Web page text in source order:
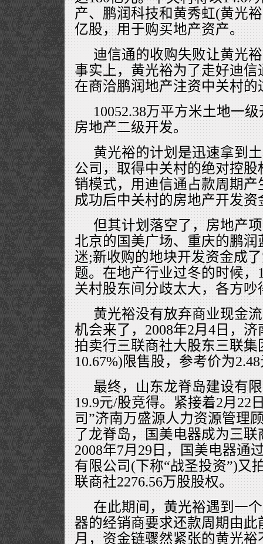
产、鹏润科技和黄秀虹(黄光
亿股，用于购买地产资产。
迪信通的收购失败让黄光
事实上，黄光裕为了走好迪
在商洽鹏润地产注资中关村
10052.38万平方米土地一
房地产二级开发。
黄光裕的计划是迅速拿到
公司，取得中关村的绝对控
销模式，用迪信通占款周期
成功后中关村的房地产开发资
但其计划落空了，房地产
北京的国美广场、重庆的鹏
迷;新收购的地块开发资金成
题。在地产行业过冬的时候，
关村股东间分歧太大，各方吵
黄光裕没有放弃商业现金
机会来了，2008年2月4日，
拍卖行三联商社大股东三联集
10.67%)限售股，参考价为
最终，山东龙脊岛建设有
19.9元/股竞得。紧接着2月22
司”济南万盛源人力资源管理
了龙脊岛，国美电器成为三
2008年7月29日，国美电器通
有限公司(下称“战圣投资”)又
联商社2276.56万股股权。
在此期间，黄光裕遇到一
器的经销商要求还款周期由
月，资金链骤然紧张的黄光